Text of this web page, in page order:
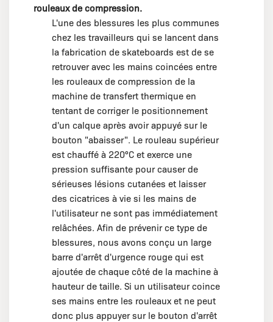
rouleaux de compression.
L'une des blessures les plus communes
chez les travailleurs qui se lancent dans
la fabrication de skateboards est de se
retrouver avec les mains coincées entre
les rouleaux de compression de la
machine de transfert thermique en
tentant de corriger le positionnement
d'un calque après avoir appuyé sur le
bouton "abaisser". Le rouleau supérieur
est chauffé à 220°C et exerce une
pression suffisante pour causer de
sérieuses lésions cutanées et laisser
des cicatrices à vie si les mains de
l'utilisateur ne sont pas immédiatement
relâchées. Afin de prévenir ce type de
blessures, nous avons conçu un large
barre d'arrêt d'urgence rouge qui est
ajoutée de chaque côté de la machine à
hauteur de taille. Si un utilisateur coince
ses mains entre les rouleaux et ne peut
donc plus appuyer sur le bouton d'arrêt